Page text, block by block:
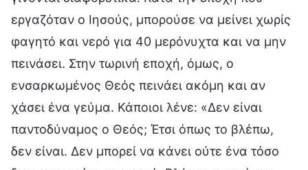
εργαζόταν ο Ιησούς, μπορούσε να μείνει χωρίς
φαγητό και νερό για 40 μερόνυχτα και να μην
πεινάσει. Στην τωρινή εποχή, όμως, ο
ενσαρκωμένος Θεός πεινάει ακόμη και αν
χάσει ένα γεύμα. Κάποιοι λένε: «Δεν είναι
παντοδύναμος ο Θεός; Έτσι όπως το βλέπω,
δεν είναι. Δεν μπορεί να κάνει ούτε ένα τόσο